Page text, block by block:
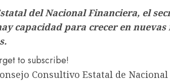
del Nacional Financiera, el
capacidad para crecer en nuevas
to subscribe!
Consultivo Estatal de